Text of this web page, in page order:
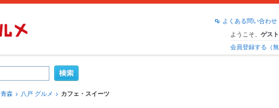
よくある問い合わせ
ようこそ、 ゲスト
会員登録する（無
青森 八戸 グルメ カフェ・スイーツ